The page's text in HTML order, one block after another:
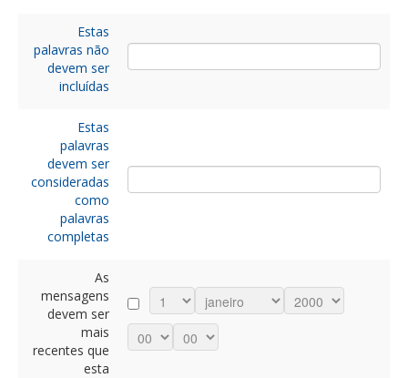
Estas
palavras não
devem ser
incluídas
Estas
palavras
devem ser
consideradas
como
palavras
completas
As
mensagens
devem ser
mais
recentes que
esta